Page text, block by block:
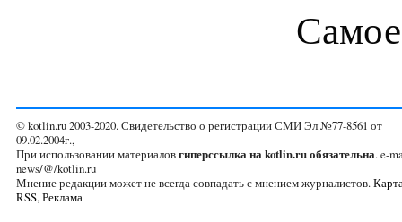
© kotlin.ru 2003-2020. Свидетельство о регистрации СМИ Эл №77-8561 от
09.02.2004г.,
При использовании материаловгиперссылка на kotlin.ru обязательна. e-
news/@/kotlin.ru
Мнение редакции может не всегда совпадать с мнением журналистов.
RSS,Реклама